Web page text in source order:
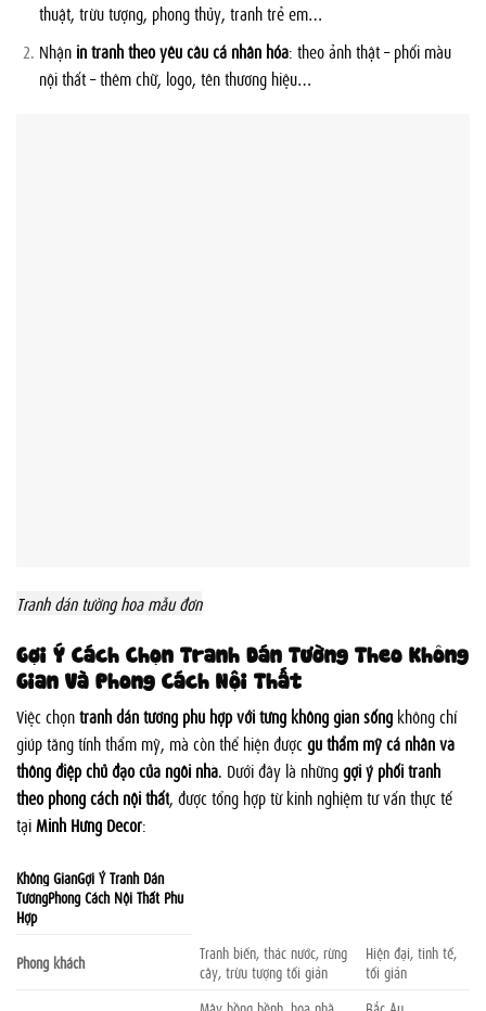
thuật, trừu tượng, phong thủy, tranh trẻ em…
Nhận in tranh theo yêu cầu cá nhân hóa: theo ảnh thật – phối màu
nội thất – thêm chữ, logo, tên thương hiệu…
Tranh dán tường hoa mẫu đơn
Gợi Ý Cách Chọn Tranh Dán Tường Theo Không
Gian Và Phong Cách Nội Thất
Việc chọntranh dán tường phù hợp với từng không gian sống không chỉ
giúp tăng tính thẩm mỹ, mà còn thể hiện đượcgu thẩm mỹ cá nhân và
thông điệp chủ đạo của ngôi nhà. Dưới đây là nhữnggợi ý phối tranh
theo phong cách nội thất, được tổng hợp từ kinh nghiệm tư vấn thực tế
tạiMinh Hưng Decor:
Không GianGợi Ý Tranh Dán
TườngPhong Cách Nội Thất Phù
Hợp
Phòng khách
Tranh biển, thác nước, rừng
cây, trừu tượng tối giản
Hiện đại, tinh tế,
tối giản